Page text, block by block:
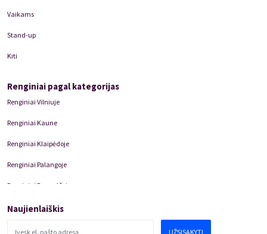
Vaikams
Stand-up
Kiti
Renginiai pagal kategorijas
Renginiai Vilniuje
Renginiai Kaune
Renginiai Klaipėdoje
Renginiai Palangoje
Renginiai Panevėžyje
Domino Teatro Spektakliai
Naujienlaiškis
UŽSISAKYTI